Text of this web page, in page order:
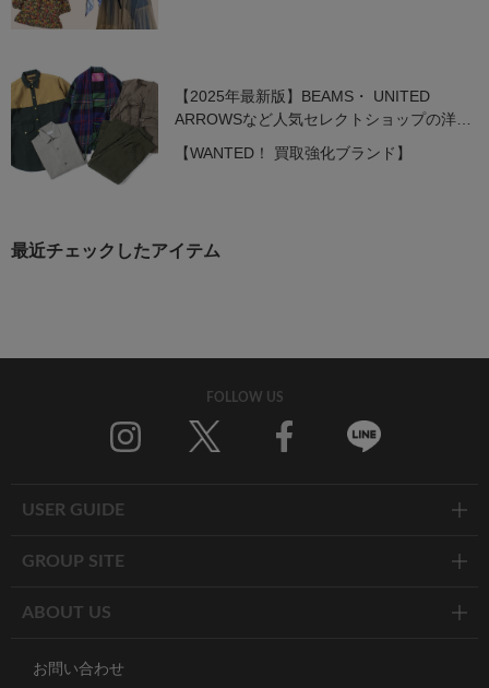
【2025年最新版】BEAMS・ UNITED
ARROWSなど人気セレクトショップの洋服
を高価買取中！
【WANTED！ 買取強化ブランド】
最近チェックしたアイテム
FOLLOW US
USER GUIDE
GROUP SITE
ABOUT US
お問い合わせ